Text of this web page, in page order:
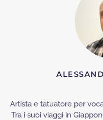
Artista e tatuatore per
Tra i suoi viaggi in